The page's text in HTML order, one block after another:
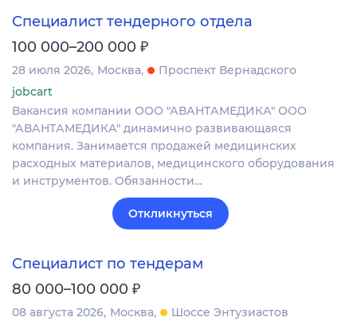
Специалист тендерного отдела
100 000–200 000 ₽
28 июля 2026 Москва
Проспект Вернадского
jobcart
Вакансия компании ООО "АВАНТАМЕДИКА" ООО
"АВАНТАМЕДИКА" динамично развивающаяся
компания. Занимается продажей медицинских
расходных материалов, медицинского оборудования
и инструментов. Обязанности…
Откликнуться
Специалист по тендерам
80 000–100 000 ₽
08 августа 2026 Москва
Шоссе Энтузиастов